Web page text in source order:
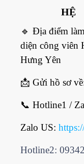
HỆ
🔹 Địa điểm
diện công viên
Hưng Yên
📩 Gửi hồ sơ
📞 Hotline1 /
Zalo US:
Hotline2: